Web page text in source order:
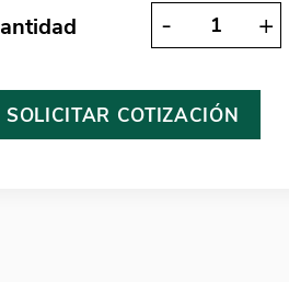
- +
SOLICITAR COTIZACIÓN